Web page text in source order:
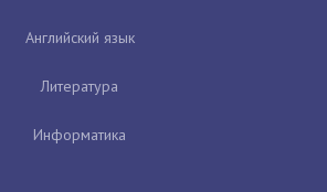
Английский язык
Литература
Информатика